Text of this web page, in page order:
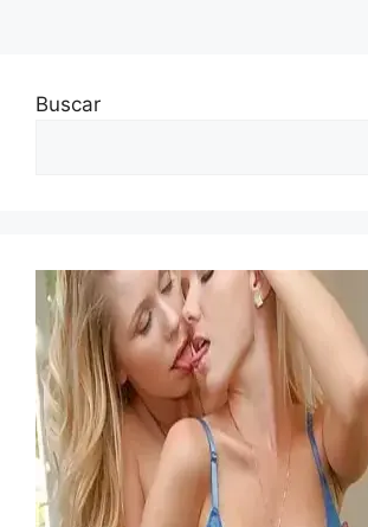
Buscar